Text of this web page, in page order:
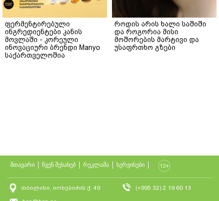
ფერმენტირებული
ინგრედიენტები კანის
მოვლაში - კორეული
ინოვაციური ბრენდი Manyo
საქართველოშია
როდის არის ხალი საშიში
და როგორია მისი
მოშორების მარტივი და
უსაფრთხო გზები
მთავარი ჩვენ შესახებ რეკლამა სერვისები
თბილისი, იოსებიძის ქ. 49
(+995 32) 2 19 60 13